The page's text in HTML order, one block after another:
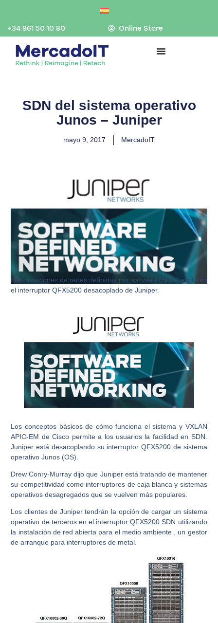
contenido
+34 961 50 10 80 Online Store
SDN del sistema operativo
Junos – Juniper
mayo 9, 2017 MercadoIT
Las creaciones de redes definidas por software (SDN) exploran
el interruptor QFX5200 desacoplado de Juniper.
Los conceptos básicos de cómo funciona el sistema y VXLAN
APIC-EM de Cisco permite a los usuarios la facilidad en SDN.
Juniper está desacoplando su interruptor QFX5200 de sistema
operativo Junos (OS).
Drew Conry-Murray dijo que Juniper está tratando de mantener
su competitividad como interruptores de caja blanca y sistemas
operativos desagregados que se vuelven más populares.
Los clientes de Juniper tendrán la opción de cargar un sistema
operativo de terceros en el interruptor QFX5200 SDN utilizando
la instalación de red abierta para el medio ambiente , un gestor
de arranque para interruptores de metal.